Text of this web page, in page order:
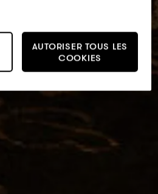
AUTORISER TOUS LES
COOKIES